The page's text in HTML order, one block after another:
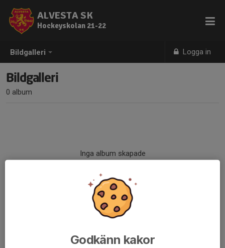
Bildgalleri Logga in
ALVESTA SK
Hockeyskolan 21-22
Bildgalleri
0 album
Inga album skapade
Godkänn kakor